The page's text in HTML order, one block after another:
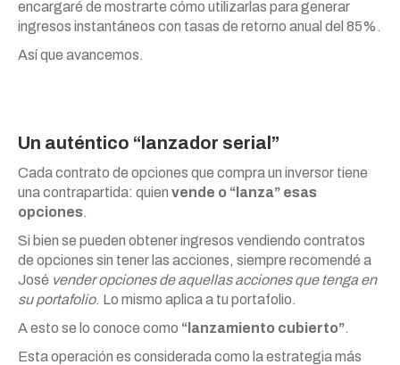
encargaré de mostrarte cómo utilizarlas para generar
ingresos instantáneos con tasas de retorno anual del 85%.
Así que avancemos.
Un auténtico “lanzador serial”
Cada contrato de opciones que compra un inversor tiene
una contrapartida: quien vende o “lanza” esas
opciones.
Si bien se pueden obtener ingresos vendiendo contratos
de opciones sin tener las acciones, siempre recomendé a
José vender opciones de aquellas acciones que tenga en
su portafolio. Lo mismo aplica a tu portafolio.
A esto se lo conoce como “lanzamiento cubierto”.
Esta operación es considerada como la estrategia más